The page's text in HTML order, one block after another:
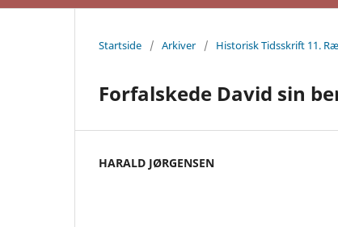
Startside / Arkiver / Historisk Tidsskrift 11.
Forfalskede David sin
HARALD JØRGENSEN